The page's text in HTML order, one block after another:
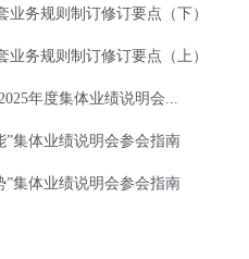
务规则制订修订要点（下）
务规则制订修订要点（上）
年度集体业绩说明会...
”集体业绩说明会参会指南
”集体业绩说明会参会指南